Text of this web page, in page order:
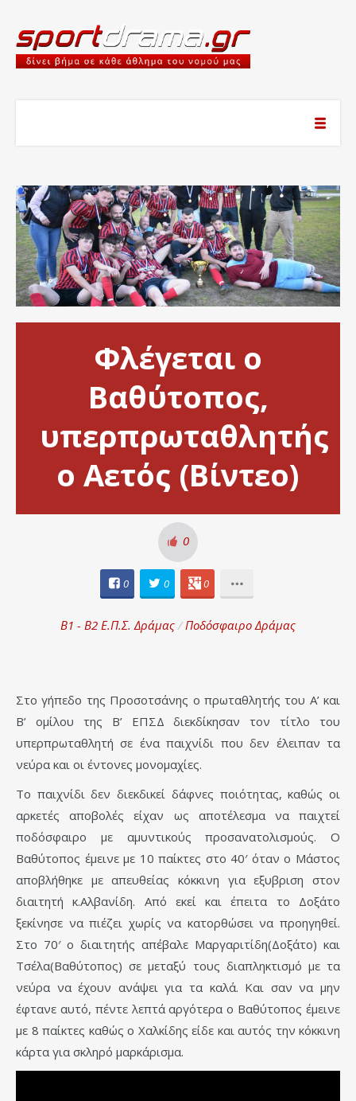
Φλέγεται ο
Βαθύτοπος,
υπερπρωταθλητής
ο Αετός (Βίντεο)
0
0 0 0
Β1 - Β2 Ε.Π.Σ. Δράμας /Ποδόσφαιρο Δράμας
Στο γήπεδο της Προσοτσάνης ο πρωταθλητής του Α’ και
Β’ ομίλου της Β’ ΕΠΣΔ διεκδίκησαν τον τίτλο του
υπερπρωταθλητή σε ένα παιχνίδι που δεν έλειπαν τα
νεύρα και οι έντονες μονομαχίες.
Το παιχνίδι δεν διεκδικεί δάφνες ποιότητας, καθώς οι
αρκετές αποβολές είχαν ως αποτέλεσμα να παιχτεί
ποδόσφαιρο με αμυντικούς προσανατολισμούς. Ο
Βαθύτοπος έμεινε με 10 παίκτες στο 40′ όταν ο Μάστος
αποβλήθηκε με απευθείας κόκκινη για εξυβριση στον
διαιτητή κ.Αλβανίδη. Από εκεί και έπειτα το Δοξάτο
ξεκίνησε να πιέζει χωρίς να κατορθώσει να προηγηθεί.
Στο 70′ ο διαιτητής απέβαλε Μαργαριτίδη(Δοξάτο) και
Τσέλα(Βαθύτοπος) σε μεταξύ τους διαπληκτισμό με τα
νεύρα να έχουν ανάψει για τα καλά. Και σαν να μην
έφτανε αυτό, πέντε λεπτά αργότερα ο Βαθύτοπος έμεινε
με 8 παίκτες καθώς ο Χαλκίδης είδε και αυτός την κόκκινη
κάρτα για σκληρό μαρκάρισμα.